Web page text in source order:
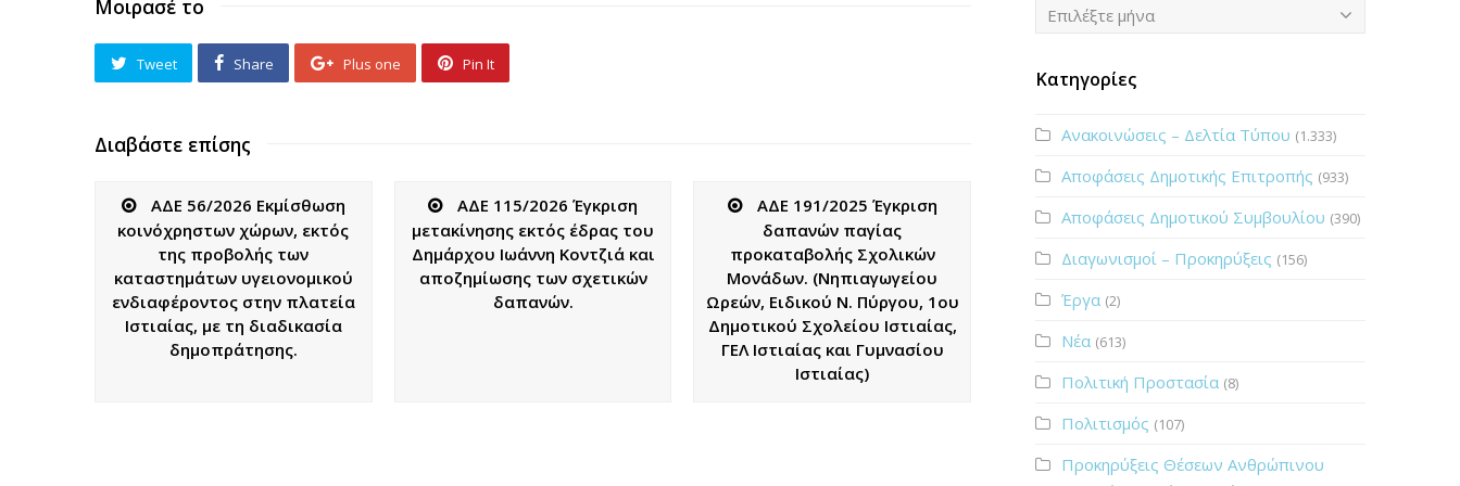
Μοιρασέ το
Tweet Share Plus one Pin It
Διαβάστε επίσης
ΑΔΕ 56/2026 Εκμίσθωση
κοινόχρηστων χώρων, εκτός
της προβολής των
καταστημάτων υγειονομικού
ενδιαφέροντος στην πλατεία
Ιστιαίας, με τη διαδικασία
δημοπράτησης.
ΑΔΕ 115/2026 Έγκριση
μετακίνησης εκτός έδρας του
Δημάρχου Ιωάννη Κοντζιά και
αποζημίωσης των σχετικών
δαπανών.
ΑΔΕ 191/2025 Έγκριση
δαπανών παγίας
προκαταβολής Σχολικών
Μονάδων. (Νηπιαγωγείου
Ωρεών, Ειδικού Ν. Πύργου, 1ου
Δημοτικού Σχολείου Ιστιαίας,
ΓΕΛ Ιστιαίας και Γυμνασίου
Ιστιαίας)
Ιστορικό
Επιλέξτε μήνα
Κατηγορίες
Ανακοινώσεις – Δελτία Τύπου (1.333)
Αποφάσεις Δημοτικής Επιτροπής (933)
Αποφάσεις Δημοτικού Συμβουλίου (390)
Διαγωνισμοί – Προκηρύξεις (156)
Έργα (2)
Νέα (613)
Πολιτική Προστασία (8)
Πολιτισμός (107)
Προκηρύξεις Θέσεων Ανθρώπινου